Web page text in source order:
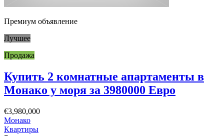
Премиум объявление
Лучшее
Продажа
Купить 2 комнатные апартаменты в
Монако у моря за 3980000 Евро
€3,980,000
Монако
Квартиры